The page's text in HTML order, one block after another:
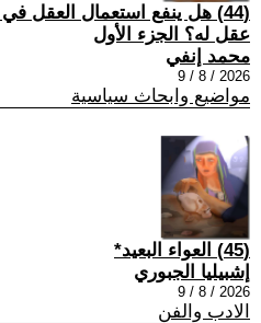
(44) هل ينفع استعمال العقل
عقل له؟ الجزء الأول
محمد إنفي
2026 / 8 / 9
مواضيع وابحاث سياسية
(45) العواء البعيد*
إشبيليا الجبوري
2026 / 8 / 9
الادب والفن